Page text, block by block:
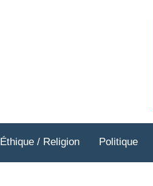
Éthique / Religion Politique